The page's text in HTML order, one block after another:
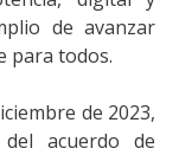
de avanzar
para todos.
de 2023,
acuerdo de